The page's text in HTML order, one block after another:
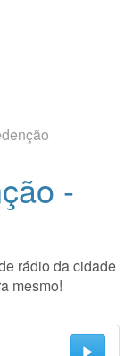
-
rádio da cidade
mesmo!